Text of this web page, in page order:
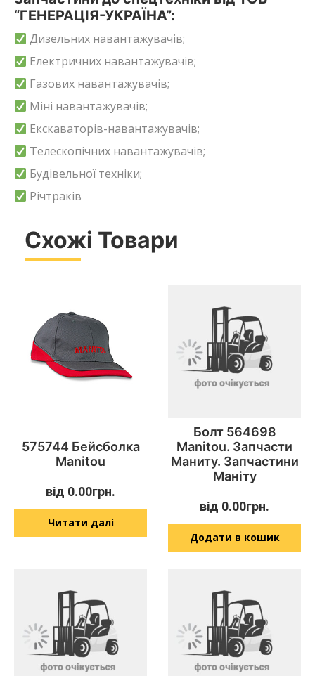
“ГЕНЕРАЦІЯ-УКРАЇНА”:
Дизельних навантажувачів;
Електричних навантажувачів;
Газових навантажувачів;
Міні навантажувачів;
Екскаваторів-навантажувачів;
Телескопічних навантажувачів;
Будівельної техніки;
Річтраків
Схожі Товари
575744 Бейсболка
Manitou
від 0.00грн.
Читати далі
Болт 564698
Manitou. Запчасти
Маниту. Запчастини
Маніту
від 0.00грн.
Додати в кошик